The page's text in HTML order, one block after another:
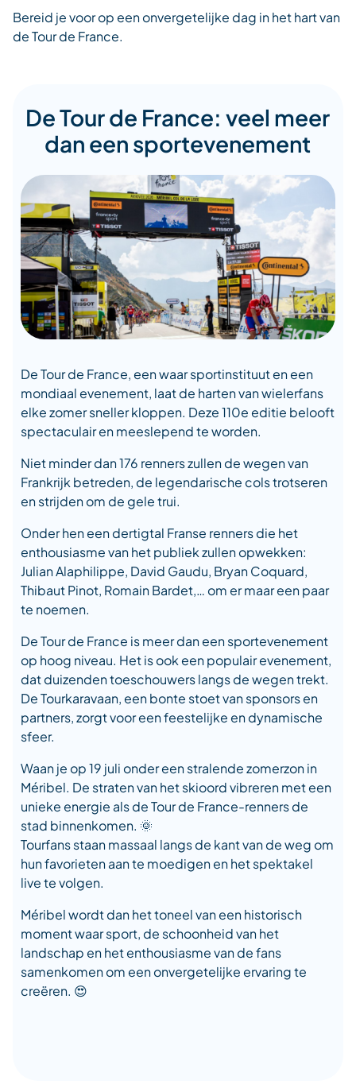
Bereid je voor op een onvergetelijke dag in het hart van
de Tour de France.
De Tour de France: veel meer
dan een sportevenement
De Tour de France, een waar sportinstituut en een
mondiaal evenement, laat de harten van wielerfans
elke zomer sneller kloppen. Deze 110e editie belooft
spectaculair en meeslepend te worden.
Niet minder dan 176 renners zullen de wegen van
Frankrijk betreden, de legendarische cols trotseren
en strijden om de gele trui.
Onder hen een dertigtal Franse renners die het
enthousiasme van het publiek zullen opwekken:
Julian Alaphilippe, David Gaudu, Bryan Coquard,
Thibaut Pinot, Romain Bardet,… om er maar een paar
te noemen.
De Tour de France is meer dan een sportevenement
op hoog niveau. Het is ook een populair evenement,
dat duizenden toeschouwers langs de wegen trekt.
De Tourkaravaan, een bonte stoet van sponsors en
partners, zorgt voor een feestelijke en dynamische
sfeer.
Waan je op 19 juli onder een stralende zomerzon in
Méribel. De straten van het skioord vibreren met een
unieke energie als de Tour de France-renners de
stad binnenkomen. 🌞
Tourfans staan massaal langs de kant van de weg om
hun favorieten aan te moedigen en het spektakel
live te volgen.
Méribel wordt dan het toneel van een historisch
moment waar sport, de schoonheid van het
landschap en het enthousiasme van de fans
samenkomen om een onvergetelijke ervaring te
creëren. 😍